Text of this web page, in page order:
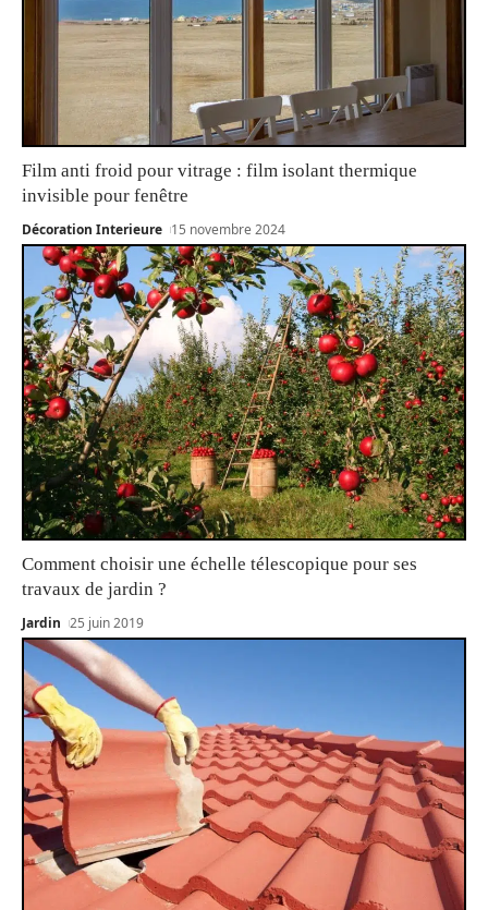
Film anti froid pour vitrage : film isolant thermique
invisible pour fenêtre
Décoration Interieure 15 novembre 2024
Comment choisir une échelle télescopique pour ses
travaux de jardin ?
Jardin 25 juin 2019